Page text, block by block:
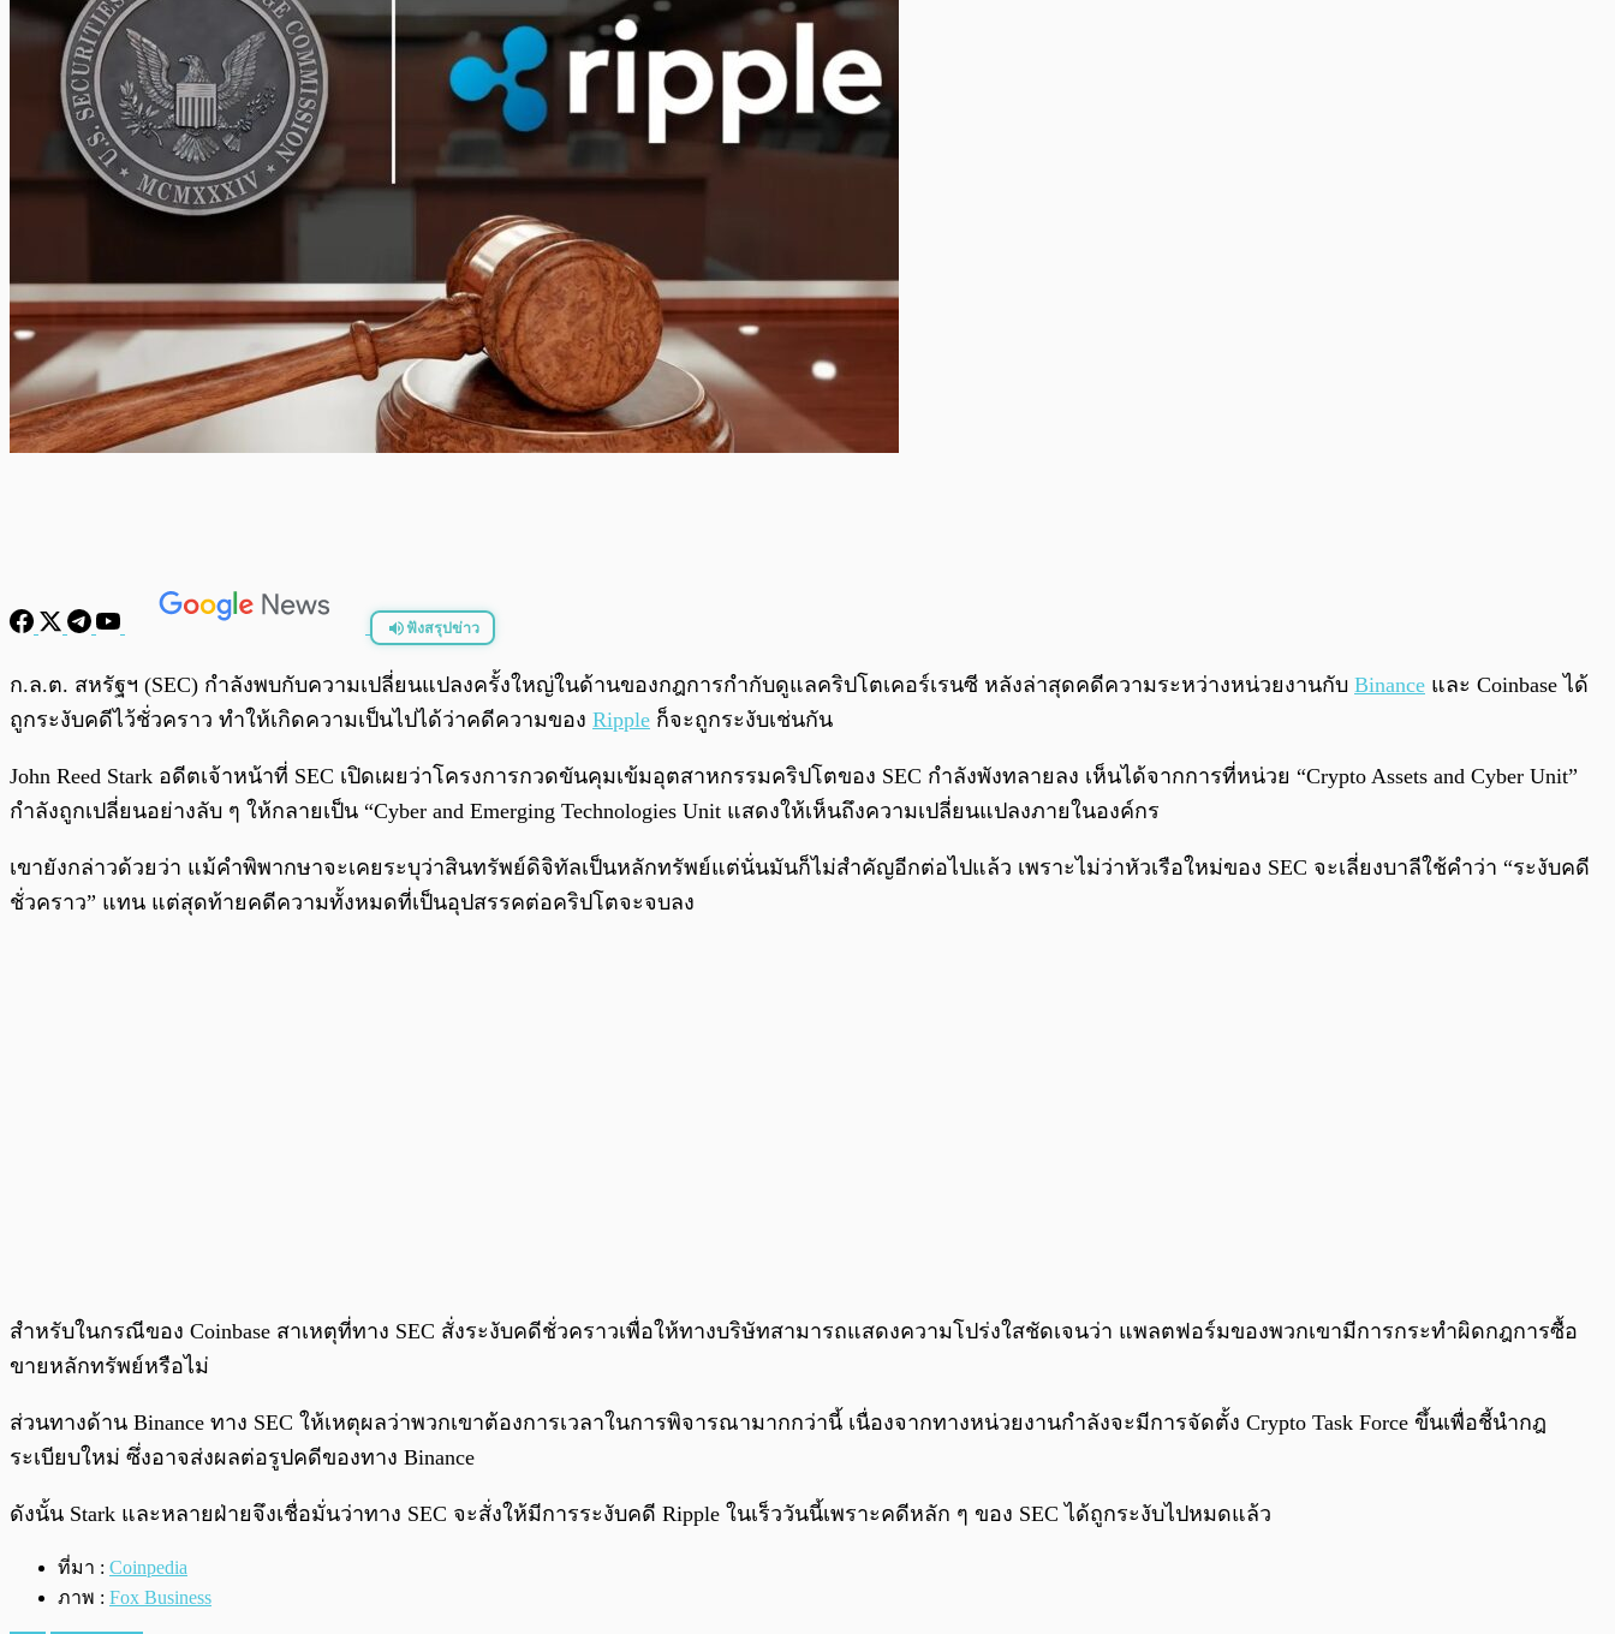
ฟังสรุปข่าว
พร้อมเล่น / 0:00
ก.ล.ต. สหรัฐฯ (SEC) กำลังพบกับความเปลี่ยนแปลงครั้งใหญ่ในด้านของกฎการกำกับดูแลคริปโตเคอร์เรนซี หลังล่าสุดคดีความระหว่างหน่วยงานกับ Binance และ Coinbase ได้
ถูกระงับคดีไว้ชั่วคราว ทำให้เกิดความเป็นไปได้ว่าคดีความของ Ripple ก็จะถูกระงับเช่นกัน
John Reed Stark อดีตเจ้าหน้าที่ SEC เปิดเผยว่าโครงการกวดขันคุมเข้มอุตสาหกรรมคริปโตของ SEC กำลังพังทลายลง เห็นได้จากการที่หน่วย “Crypto Assets and Cyber Unit”
กำลังถูกเปลี่ยนอย่างลับ ๆ ให้กลายเป็น “Cyber and Emerging Technologies Unit แสดงให้เห็นถึงความเปลี่ยนแปลงภายในองค์กร
เขายังกล่าวด้วยว่า แม้คำพิพากษาจะเคยระบุว่าสินทรัพย์ดิจิทัลเป็นหลักทรัพย์แต่นั่นมันก็ไม่สำคัญอีกต่อไปแล้ว เพราะไม่ว่าหัวเรือใหม่ของ SEC จะเลี่ยงบาลีใช้คำว่า “ระงับคดี
ชั่วคราว” แทน แต่สุดท้ายคดีความทั้งหมดที่เป็นอุปสรรคต่อคริปโตจะจบลง
สำหรับในกรณีของ Coinbase สาเหตุที่ทาง SEC สั่งระงับคดีชั่วคราวเพื่อให้ทางบริษัทสามารถแสดงความโปร่งใสชัดเจนว่า แพลตฟอร์มของพวกเขามีการกระทำผิดกฎการซื้อ
ขายหลักทรัพย์หรือไม่
ส่วนทางด้าน Binance ทาง SEC ให้เหตุผลว่าพวกเขาต้องการเวลาในการพิจารณามากกว่านี้ เนื่องจากทางหน่วยงานกำลังจะมีการจัดตั้ง Crypto Task Force ขึ้นเพื่อชี้นำกฎ
ระเบียบใหม่ ซึ่งอาจส่งผลต่อรูปคดีของทาง Binance
ดังนั้น Stark และหลายฝ่ายจึงเชื่อมั่นว่าทาง SEC จะสั่งให้มีการระงับคดี Ripple ในเร็ววันนี้เพราะคดีหลัก ๆ ของ SEC ได้ถูกระงับไปหมดแล้ว
ที่มา : Coinpedia
ภาพ : Fox Business